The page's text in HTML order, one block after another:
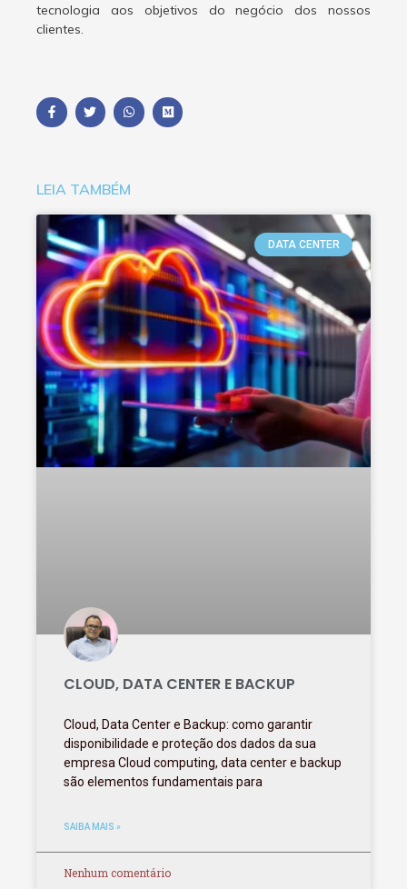
tecnologia aos objetivos do negócio dos nossos
clientes.
LEIA TAMBÉM
DATA CENTER
CLOUD, DATA CENTER E BACKUP
Cloud, Data Center e Backup: como garantir
disponibilidade e proteção dos dados da sua
empresa Cloud computing, data center e backup
são elementos fundamentais para
SAIBA MAIS »
Nenhum comentário